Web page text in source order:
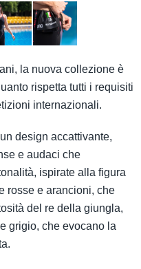
la nuova collezione è
rispetta tutti i requisiti
internazionali.
design accattivante,
e audaci che
ispirate alla figura
rosse e arancioni, che
del re della giungla,
grigio, che evocano la